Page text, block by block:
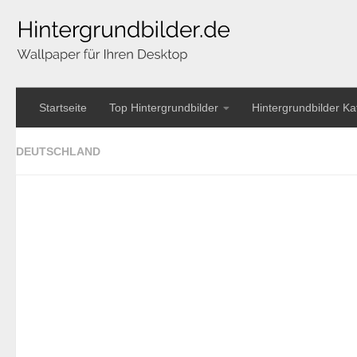
Startseite Top Hintergrundbilder Hintergrundbilder
DEUTSCHLAND